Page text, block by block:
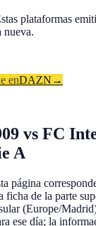
plataformas
nueva.
enDAZN →
vs FC
A
página
ficha de la parte
(Europe/
ese día; la